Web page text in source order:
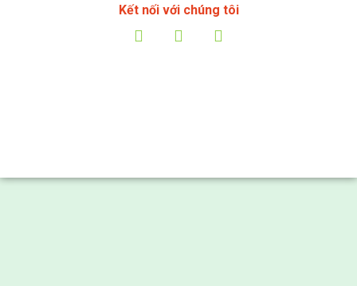
Kết nối với chúng tôi